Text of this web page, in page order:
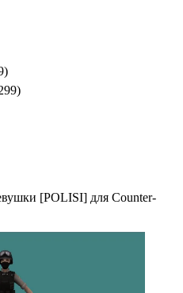
[POLISI] для Counter-